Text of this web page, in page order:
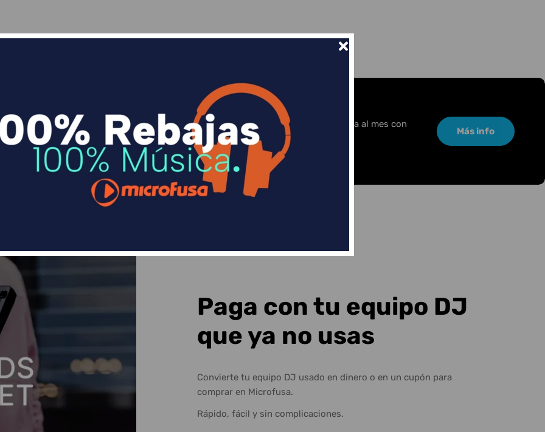
Divide en 3 sin coste o hasta en 18 meses por una pequeña cuota al mes con
Sequra
Más info
Paga con tu equipo DJ
que ya no usas
Convierte tu equipo DJ usado en dinero o en un cupón para
comprar en Microfusa.
Rápido, fácil y sin complicaciones.